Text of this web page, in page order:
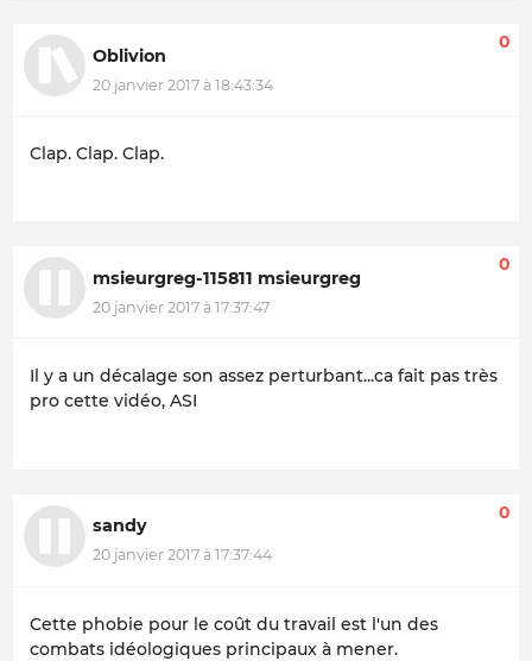
Oblivion
20 janvier 2017 à 18:43:34
0
Clap. Clap. Clap.
msieurgreg-115811 msieurgreg
20 janvier 2017 à 17:37:47
0
Il y a un décalage son assez perturbant...ca fait pas très
pro cette vidéo, ASI
sandy
20 janvier 2017 à 17:37:44
0
Cette phobie pour le coût du travail est l'un des
combats idéologiques principaux à mener.